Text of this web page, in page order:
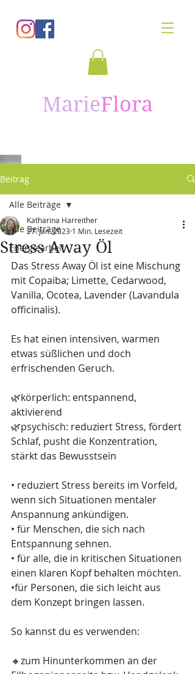
MarieFlora
Beitrag
Alle Beiträge
Energiearbeit
Alle Beiträge
Stress Away Öl
Katharina Harreither
27. Jan. 2023 1 Min. Lesezeit
Das Stress Away Öl ist eine Mischung
mit Copaiba; Limette, Cedarwood,
Vanilla, Ocotea, Lavender (Lavandula
officinalis).
Es hat einen intensiven, warmen
etwas süßlichen und doch
erfrischenden Geruch.
🌿körperlich: entspannend,
aktivierend
🌿psychisch: reduziert Stress, fördert
Schlaf, pusht die Konzentration,
stärkt das Bewusstsein
• reduziert Stress bereits im Vorfeld,
wenn sich Situationen mentaler
Anspannung ankündigen.
• für Menschen, die sich nach
Entspannung sehnen.
• für alle, die in kritischen Situationen
einen klaren Kopf behalten möchten.
•für Personen, die sich leicht aus
dem Konzept bringen lassen.
So kannst du es verwenden:
🔸️zum Hinunterkommen an der